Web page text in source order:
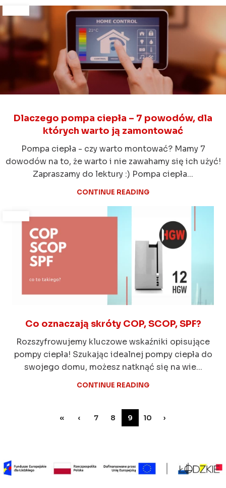
Dlaczego pompa ciepła – 7 powodów, dla
których warto ją zamontować
Pompa ciepła - czy warto montować? Mamy 7
dowodów na to, że warto i nie zawahamy się ich użyć!
Zapraszamy do lektury :) Pompa ciepła...
CONTINUE READING
Co oznaczają skróty COP, SCOP, SPF?
Rozszyfrowujemy kluczowe wskaźniki opisujące
pompy ciepła! Szukając idealnej pompy ciepła do
swojego domu, możesz natknąć się na wie...
CONTINUE READING
« ‹ 7 8 9 10 ›